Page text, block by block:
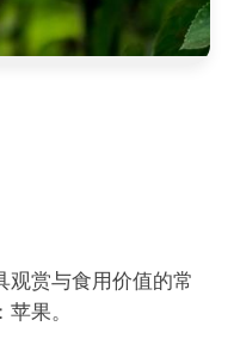
观赏与食用价值的常
果。